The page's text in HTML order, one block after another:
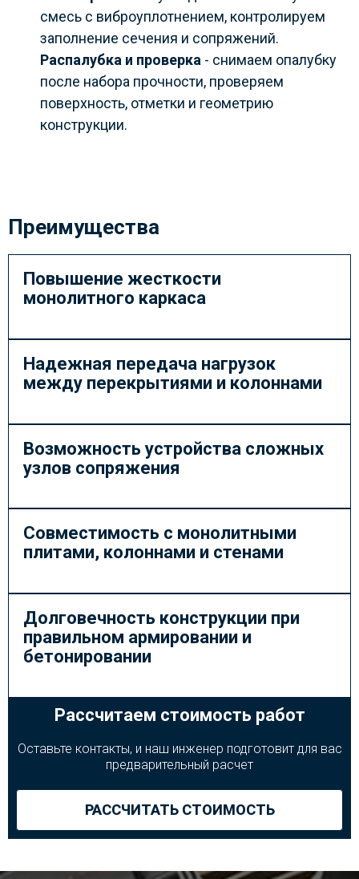
смесь с виброуплотнением, контролируем
заполнение сечения и сопряжений.
Распалубка и проверка - снимаем опалубку
после набора прочности, проверяем
поверхность, отметки и геометрию
конструкции.
Преимущества
Повышение жесткости
монолитного каркаса
Надежная передача нагрузок
между перекрытиями и колоннами
Возможность устройства сложных
узлов сопряжения
Совместимость с монолитными
плитами, колоннами и стенами
Долговечность конструкции при
правильном армировании и
бетонировании
Рассчитаем стоимость работ
Оставьте контакты, и наш инженер подготовит для вас
предварительный расчет
РАССЧИТАТЬ СТОИМОСТЬ